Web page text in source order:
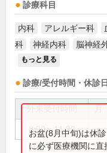
診療科目
内科 アレルギー科
科
神経内科 脳神経
もっと見る
診療/受付時間・休診日
8:20～11:30 ●
お盆(8月中旬)は休
に必ず医療機関に直